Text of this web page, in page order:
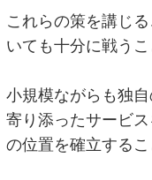
これらの策を講じ
いても十分に戦うこ
小規模ながらも独
寄り添ったサービ
の位置を確立するこ